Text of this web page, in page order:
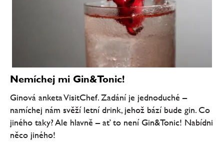
Nemíchej mi Gin&Tonic!
Ginová anketa VisitChef. Zadání je jednoduché –
namíchej nám svěží letní drink, jehož bází bude gin. Co
jiného taky? Ale hlavně – ať to není Gin&Tonic! Nabídni
něco jiného!